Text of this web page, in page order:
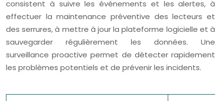
consistent à suivre les événements et les alertes, à
effectuer la maintenance préventive des lecteurs et
des serrures, à mettre à jour la plateforme logicielle et à
sauvegarder régulièrement les données. Une
surveillance proactive permet de détecter rapidement
les problèmes potentiels et de prévenir les incidents.